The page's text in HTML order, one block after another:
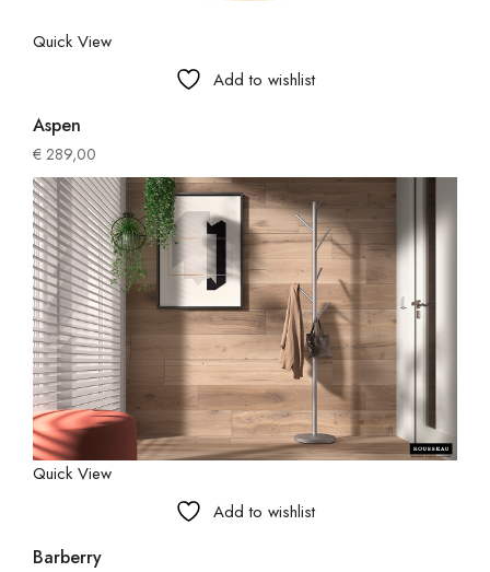
Quick View
Add to wishlist
Aspen
€ 289,00
Quick View
Add to wishlist
Barberry